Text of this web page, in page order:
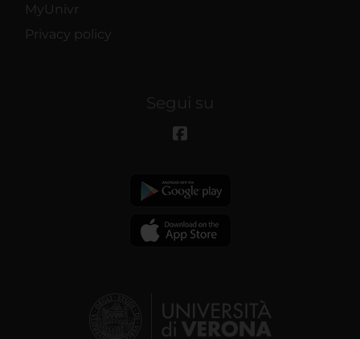
MyUnivr
Privacy policy
Segui su